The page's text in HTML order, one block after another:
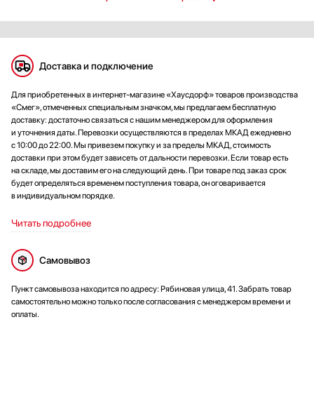
Доставка и подключение
Для приобретенных в интернет-магазине «Хаусдорф» товаров производства
«Смег», отмеченных специальным значком, мы предлагаем бесплатную
доставку: достаточно связаться с нашим менеджером для оформления
и уточнения даты. Перевозки осуществляются в пределах МКАД ежедневно
с 10:00 до 22:00. Мы привезем покупку и за пределы МКАД, стоимость
доставки при этом будет зависеть от дальности перевозки. Если товар есть
на складе, мы доставим его на следующий день. При товаре под заказ срок
будет определяться временем поступления товара, он оговаривается
в индивидуальном порядке.
Читать подробнее
Самовывоз
Пункт самовывоза находится по адресу: Рябиновая улица, 41. Забрать товар
самостоятельно можно только после согласования с менеджером времени и
оплаты.